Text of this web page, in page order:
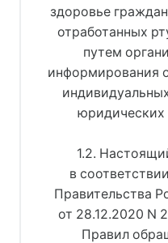
здоровье
отработанных
путем
информирования
юридических
1.2.
в
Правительства
от 28.12.2020 N
Правил